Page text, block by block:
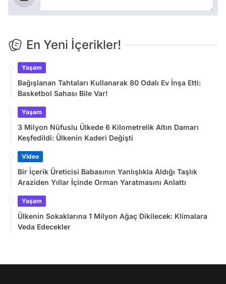
En Yeni İçerikler!
Yaşam
Bağışlanan Tahtaları Kullanarak 80 Odalı Ev İnşa Etti:
Basketbol Sahası Bile Var!
Yaşam
3 Milyon Nüfuslu Ülkede 6 Kilometrelik Altın Damarı
Keşfedildi: Ülkenin Kaderi Değişti
Video
Bir İçerik Üreticisi Babasının Yanlışlıkla Aldığı Taşlık
Araziden Yıllar İçinde Orman Yaratmasını Anlattı
Yaşam
Ülkenin Sokaklarına 1 Milyon Ağaç Dikilecek: Klimalara
Veda Edecekler